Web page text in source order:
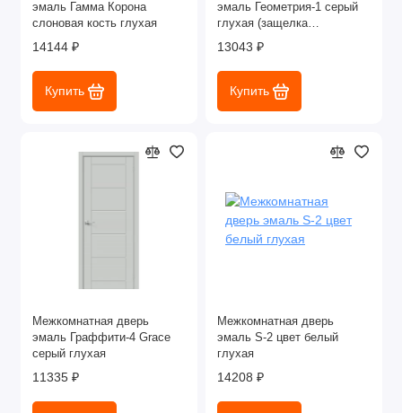
эмаль Гамма Корона
слоновая кость глухая
14144 ₽
Купить
эмаль Геометрия-1 серый
глухая (защелка
магнитная)
13043 ₽
Купить
Межкомнатная дверь
эмаль Граффити-4 Grace
серый глухая
11335 ₽
Межкомнатная дверь
эмаль S-2 цвет белый
глухая
14208 ₽